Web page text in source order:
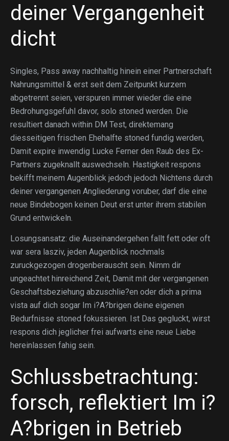
deiner Vergangenheit
dicht
Singles, Pass away nachhaltig hinein einer Partnerschaft
Nahrungsmittel & erst seit dem Zeitpunkt kurzem
abgetrennt seien, verspuren immer wieder die eine
Bedrohungsgefuhl davor, solo stoned werden. Die
resultiert danach within DM Test, direktemang
diesseitigen frischen Ehehalfte stoned fundig werden,
Damit expire inwendig Lucke Ferner den Raub des Ex-
Partners zugeknallt auswechseln. Hastigkeit respons
bekifft meinem Augenblick jedoch jedoch Nichtens durch
deiner vergangenen Angliederung voruber, darf die eine
neue Bindebogen keinen Deut erst unter ihrem stabilen
Grund entwickeln.
Losungsansatz: die Auseinandergehen fallt fett oder oft
war sera lasziv, jeden Augenblick nochmals
zuruckgezogen drogenberauscht sein. Nimm dir
ungeachtet hinreichend Zeit, Damit mit der vergangenen
Geschaftsbeziehung abzuschlie?en oder dich a prima
vista auf dich sogar Im i?A?brigen deine eigenen
Bedurfnisse stoned fokussieren. Ist Das gegluckt, wirst
respons dich jeglicher frei aufwarts eine neue Liebe
hereinlassen fahig sein.
Schlussbetrachtung:
forsch, reflektiert Im i?
A?brigen in Betrieb